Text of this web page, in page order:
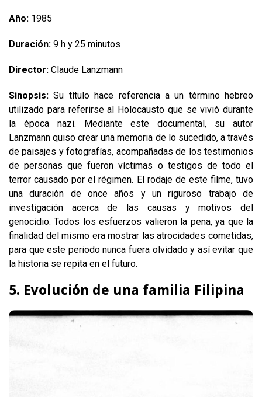
Año: 1985
Duración: 9 h y 25 minutos
Director: Claude Lanzmann
Sinopsis: Su título hace referencia a un término hebreo
utilizado para referirse al Holocausto que se vivió durante
la época nazi. Mediante este documental, su autor
Lanzmann quiso crear una memoria de lo sucedido, a través
de paisajes y fotografías, acompañadas de los testimonios
de personas que fueron víctimas o testigos de todo el
terror causado por el régimen. El rodaje de este filme, tuvo
una duración de once años y un riguroso trabajo de
investigación acerca de las causas y motivos del
genocidio. Todos los esfuerzos valieron la pena, ya que la
finalidad del mismo era mostrar las atrocidades cometidas,
para que este periodo nunca fuera olvidado y así evitar que
la historia se repita en el futuro.
5. Evolución de una familia Filipina